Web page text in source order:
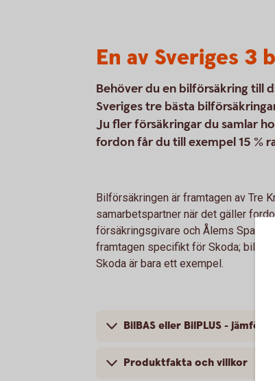
En av Sveriges
Behöver du en bilförsäkring till
Sveriges tre bästa
Ju fler försäkringar du samlar
fordon får du till exempel 15 %
Bilförsäkringen är framtagen av Tre
samarbetspartner när det gäller
försäkringsgivare och Ålems
framtagen specifikt för Skoda;
Skoda är bara ett exempel.
BilBAS eller BilPLUS - jämför
Produktfakta och villkor